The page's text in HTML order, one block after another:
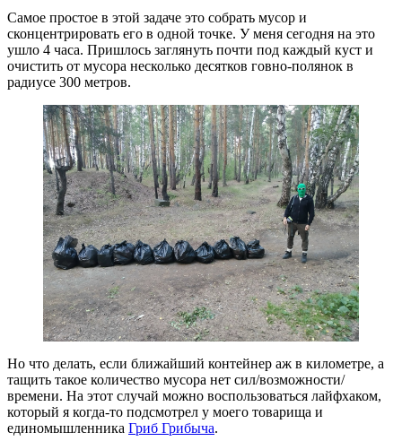
Самое простое в этой задаче это собрать мусор и
сконцентрировать его в одной точке. У меня сегодня на это
ушло 4 часа. Пришлось заглянуть почти под каждый куст и
очистить от мусора несколько десятков говно-полянок в
радиусе 300 метров.
Но что делать, если ближайший контейнер аж в километре, а
тащить такое количество мусора нет сил/возможности/
времени. На этот случай можно воспользоваться лайфхаком,
который я когда-то подсмотрел у моего товарища и
единомышленника Гриб Грибыча.